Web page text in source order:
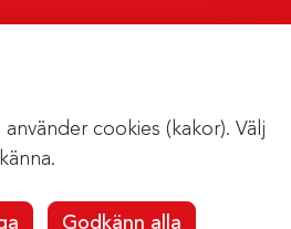
cookies (kakor). Välj
Godkänn alla